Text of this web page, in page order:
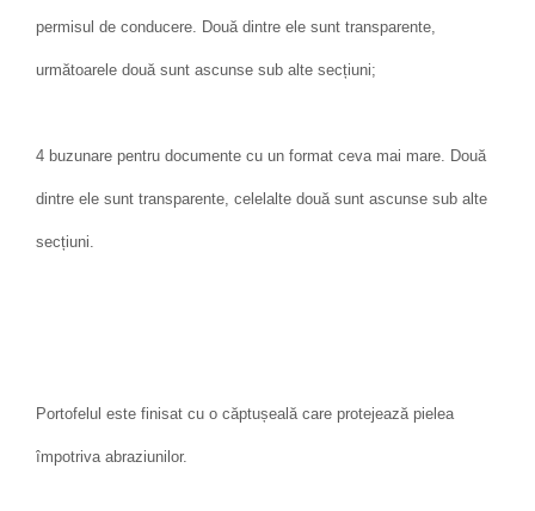
permisul de conducere. Două dintre ele sunt transparente,
următoarele două sunt ascunse sub alte secțiuni;
4 buzunare pentru documente cu un format ceva mai mare. Două
dintre ele sunt transparente, celelalte două sunt ascunse sub alte
secțiuni.
Portofelul este finisat cu o căptușeală care protejează pielea
împotriva abraziunilor.